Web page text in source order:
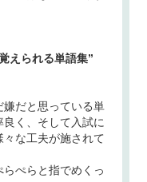
えられる単語集”
だと思っている単
く、そして入試に
な工夫が施されて
ぺらと指でめくっ